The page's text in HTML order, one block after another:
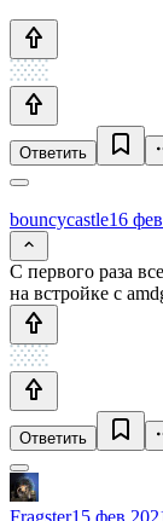
Ответить
bouncycastle16
С первого раза
на встройке с
Ответить
Fragster15 фев